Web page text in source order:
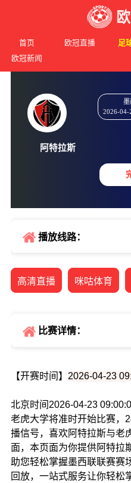
首页 欧冠直播 足
欧冠新闻
播放线路：
高清直播 咪咕体育
比赛详情：
【开赛时间】 2026-04-23
北京时间2026-04-23
老虎大学将准时开始比赛，
播信号，喜欢阿特拉斯与老
面，本页面为你提供阿特拉
助您轻松掌握墨西联联赛赛
回放，一站式服务让你轻松